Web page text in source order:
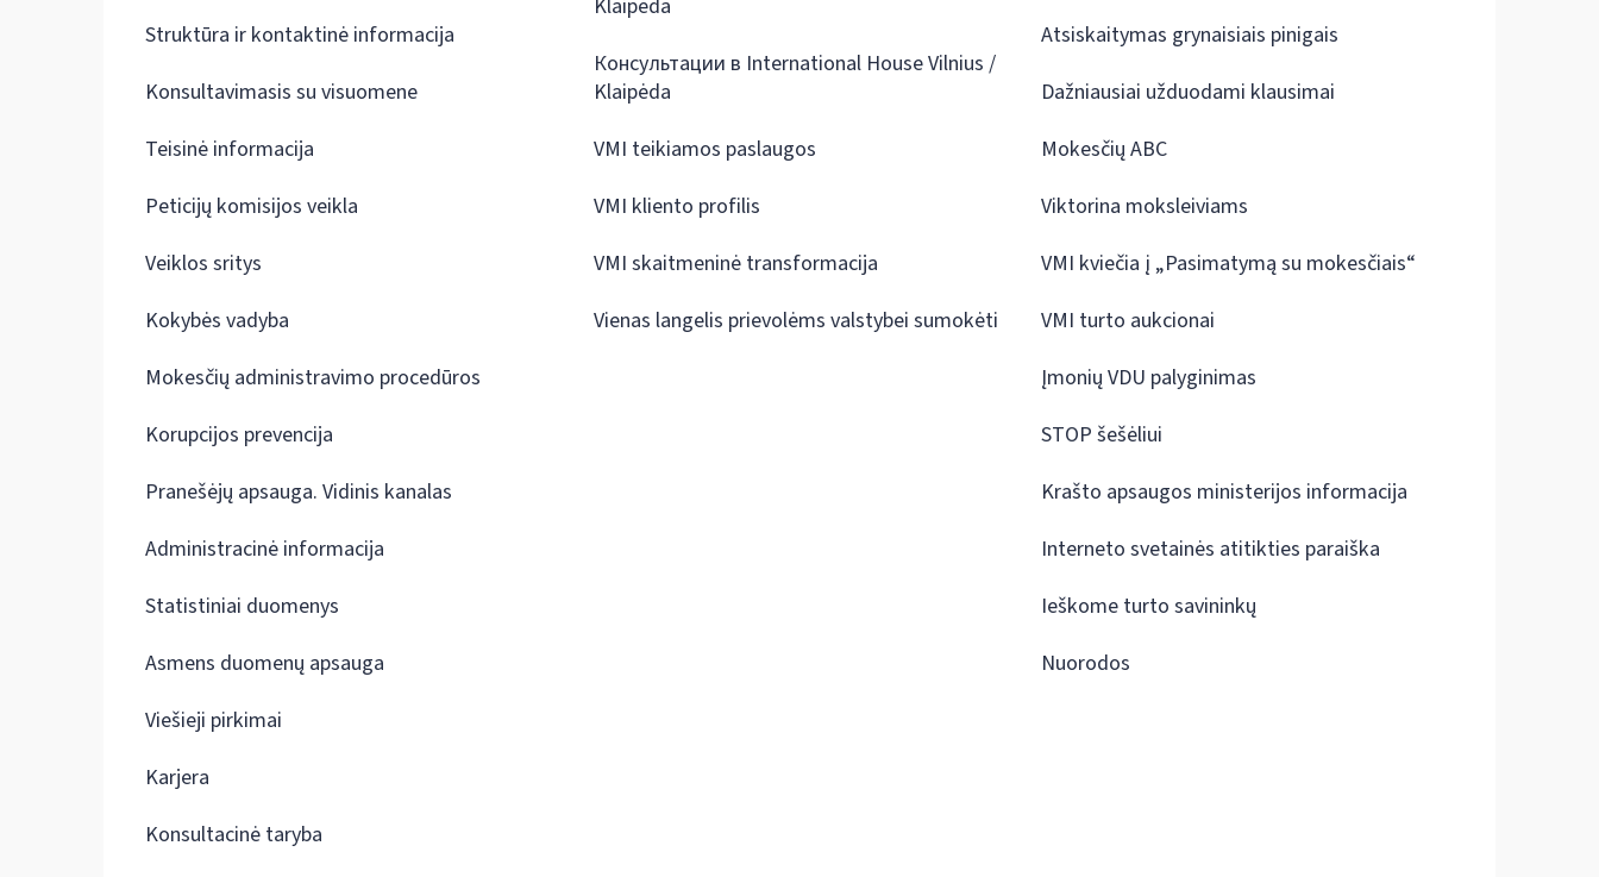
Struktūra ir kontaktinė informacija
Konsultavimasis su visuomene
Teisinė informacija
Peticijų komisijos veikla
Veiklos sritys
Kokybės vadyba
Mokesčių administravimo procedūros
Korupcijos prevencija
Pranešėjų apsauga. Vidinis kanalas
Administracinė informacija
Statistiniai duomenys
Asmens duomenų apsauga
Viešieji pirkimai
Karjera
Konsultacinė taryba
Klaipėda
Консультации в International House Vilnius /
Klaipėda
VMI teikiamos paslaugos
VMI kliento profilis
VMI skaitmeninė transformacija
Vienas langelis prievolėms valstybei sumokėti
Atsiskaitymas grynaisiais pinigais
Dažniausiai užduodami klausimai
Mokesčių ABC
Viktorina moksleiviams
VMI kviečia į „Pasimatymą su mokesčiais“
VMI turto aukcionai
Įmonių VDU palyginimas
STOP šešėliui
Krašto apsaugos ministerijos informacija
Interneto svetainės atitikties paraiška
Ieškome turto savininkų
Nuorodos